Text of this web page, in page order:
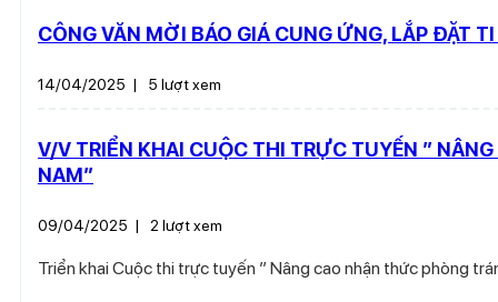
CÔNG VĂN MỜI BÁO GIÁ CUNG ỨNG, LẮP ĐẶT
14/04/2025 | 5 lượt xem
V/V TRIỂN KHAI CUỘC THI TRỰC TUYẾN ”
NAM”
09/04/2025 | 2 lượt xem
Triển khai Cuộc thi trực tuyến ” Nâng cao nhận thức phòng